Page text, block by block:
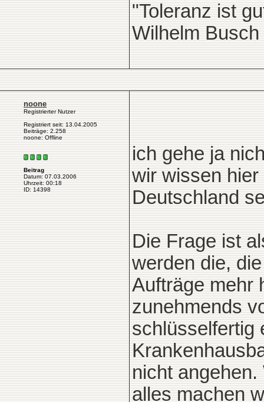
"Toleranz ist
Wilhelm Busch
noone
Registrierter Nutzer
Registriert seit: 13.04.2005
Beiträge: 2.258
noone: Offline
Beitrag
Datum: 07.03.2006
Uhrzeit: 00:18
ID: 14398
ich gehe ja
wir wissen
Deutschland
Die Frage ist
werden die,
Aufträge mehr
zunehmends
schlüsselfertig
nicht
alles machen